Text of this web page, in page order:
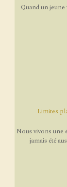
Quand un
Limites
Nous vivons une
jamais été